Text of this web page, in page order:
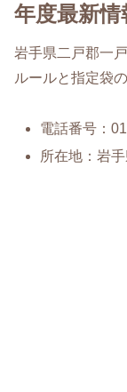
年度最新情
岩手県二戸郡一
ルールと指定袋
電話番号：
所在地：岩